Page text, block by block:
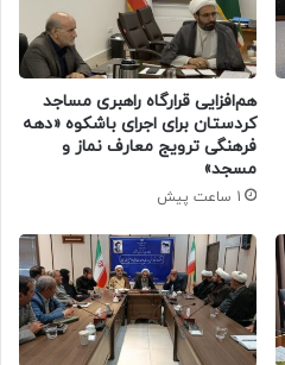
هم‌افزایی قرارگاه راهبری مساجد
کردستان برای اجرای باشکوه «دهه
فرهنگی ترویج معارف نماز و
مسجد»
1 ساعت پیش